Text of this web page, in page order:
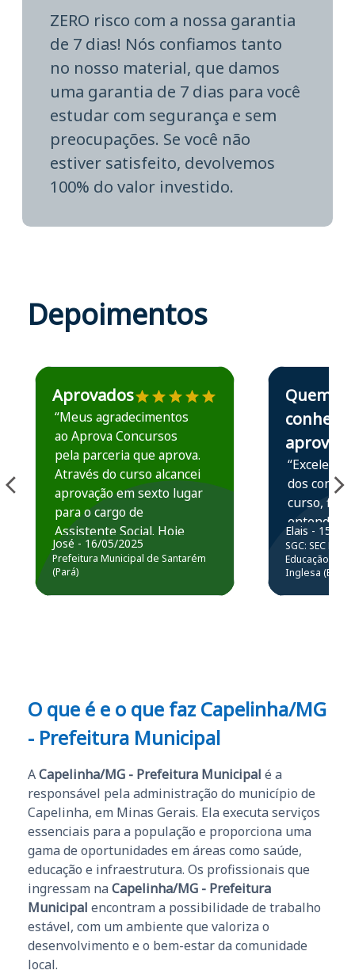
ZERO risco com a nossa garantia
de 7 dias! Nós confiamos tanto
no nosso material, que damos
uma garantia de 7 dias para você
estudar com segurança e sem
preocupações. Se você não
estiver satisfeito, devolvemos
100% do valor investido.
Depoimentos
Estudante José recomenda o Aprova Concursos em
Aprovados
“Meus agradecimentos
ao Aprova Concursos
pela parceria que aprova.
Através do curso alcancei
aprovação em sexto lugar
para o cargo de
Assistente Social. Hoje
estou atuando na
Prefeitura de Santarém.
José - 16/05/2025
Prefeitura Municipal de Santarém
(Pará)
Estudante Elais
Quem
conhece,
aprova
“Excelente
dos
curso,
entender e
prática
resolução
questões.”
Elais - 15/07/
SGC: SEC BA
Educação
Inglesa (Edital
O que é e o que faz Capelinha/MG
- Prefeitura Municipal
ACapelinha/MG - Prefeitura Municipal é a
responsável pela administração do município de
Capelinha, em Minas Gerais. Ela executa serviços
essenciais para a população e proporciona uma
gama de oportunidades em áreas como saúde,
educação e infraestrutura. Os profissionais que
ingressam na Capelinha/MG - Prefeitura
Municipal encontram a possibilidade de trabalho
estável, com um ambiente que valoriza o
desenvolvimento e o bem-estar da comunidade
local.